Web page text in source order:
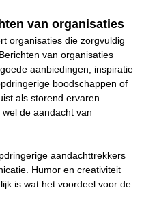
van organisaties
organisaties die zorgvuldig
van organisaties
aanbiedingen, inspiratie
boodschappen of
als storend ervaren.
de aandacht van
aandachttrekkers
Humor en creativiteit
is wat het voordeel voor de